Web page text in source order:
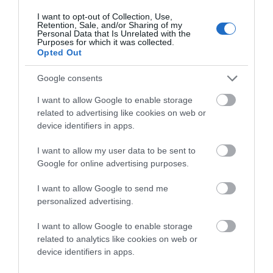
I want to opt-out of Collection, Use,
Retention, Sale, and/or Sharing of my
Personal Data that Is Unrelated with the
Purposes for which it was collected.
Opted Out
Google consents
I want to allow Google to enable storage
related to advertising like cookies on web or
device identifiers in apps.
I want to allow my user data to be sent to
Google for online advertising purposes.
I want to allow Google to send me
personalized advertising.
I want to allow Google to enable storage
related to analytics like cookies on web or
device identifiers in apps.
Earthbound
Το ότι έχει γίνει καρτέλ η γραμμή της Άνδρου
ούτε λόγος έτσι?
Παραθέτουμε την άποψη σας για τη γραμμή
μας στο διάλογο για τα εισιτήρια. Δεν
παραθέτουμε τις υπερβολικές απόψεις εναντίον
μας.
ΑΠΆΝΤΗΣΗ